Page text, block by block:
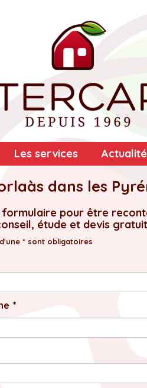
Les services
dans les
formulaire pour être
étude et devis
* sont obligatoires
*